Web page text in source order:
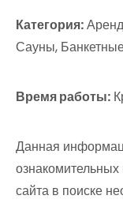
Категория:
Сауны,
Время работы:
Данная
сайта в поиске